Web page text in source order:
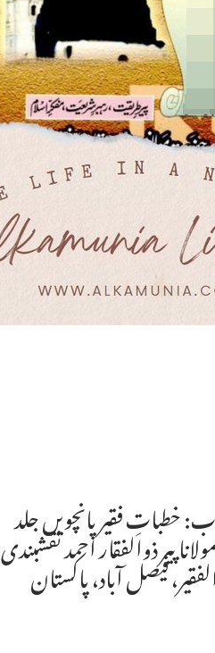
خطباتِ فقیر پانچویں جلد
پیر ذوالفقار احمد نقشبندی
فیصل آباد، پاکستان